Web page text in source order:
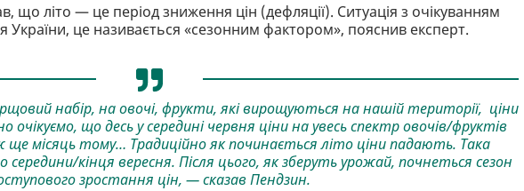
що літо — це період зниження цін (дефляції). Ситуація з очікуванням
України, це називається «сезонним фактором», пояснив експерт.
набір, на овочі, фрукти, які вирощуються на нашій території, ціни
що десь у середині червня ціни на увесь спектр овочів/фруктів
місяць тому… Традиційно як починається літо ціни падають. Така
кінця вересня. Після цього, як зберуть урожай, почнеться сезон
зростання цін, — сказав Пендзин.